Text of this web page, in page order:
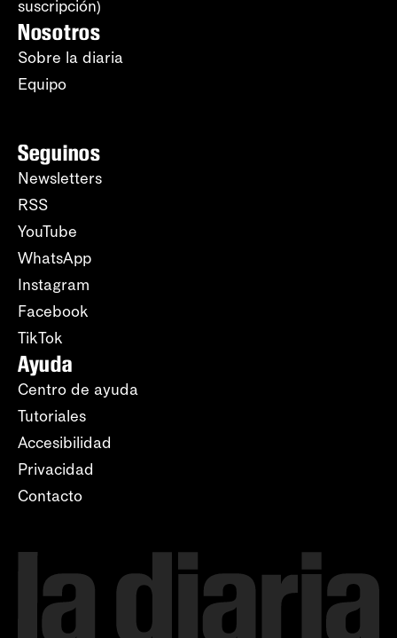
suscripción)
Nosotros
Sobre la diaria
Equipo
Seguinos
Newsletters
RSS
YouTube
WhatsApp
Instagram
Facebook
TikTok
Ayuda
Centro de ayuda
Tutoriales
Accesibilidad
Privacidad
Contacto